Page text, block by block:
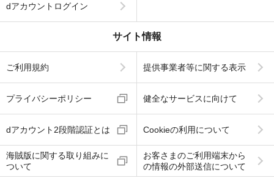
dアカウントログイン
サイト情報
ご利用規約 提供事業者等に関する表示
プライバシーポリシー 健全なサービスに向けて
dアカウント2段階認証とは Cookieの利用について
海賊版に関する取り組みに
ついて
お客さまのご利用端末から
の情報の外部送信について